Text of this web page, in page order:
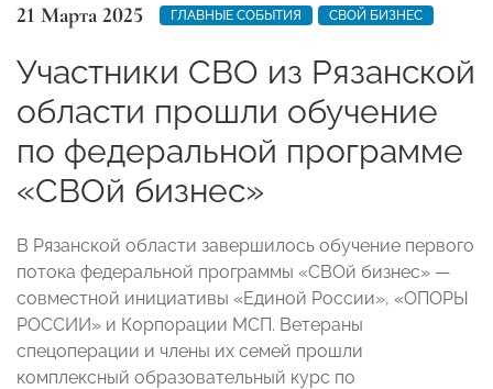
21 Марта 2025 ГЛАВНЫЕ СОБЫТИЯ СВОЙ БИЗНЕС
Участники СВО из Рязанской
области прошли обучение
по федеральной программе
«СВОй бизнес»
В Рязанской области завершилось обучение первого
потока федеральной программы «СВОй бизнес» —
совместной инициативы «Единой России», «ОПОРЫ
РОССИИ» и Корпорации МСП. Ветераны
спецоперации и члены их семей прошли
комплексный образовательный курс по